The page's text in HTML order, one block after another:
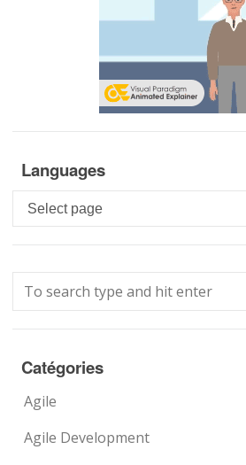
Languages
Languages
Catégories
Agile
Agile Development